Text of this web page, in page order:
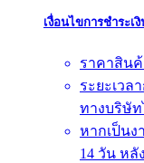
เงื่อนไขการชำระเ
ราคาสิน
ระยะเวล
ทางบริษั
หากเป็นง
14 วัน ห